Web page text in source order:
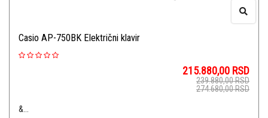
Casio AP-750BK Električni klavir
215.880,00 RSD
239.880,00RSD
274.680,00RSD
&...